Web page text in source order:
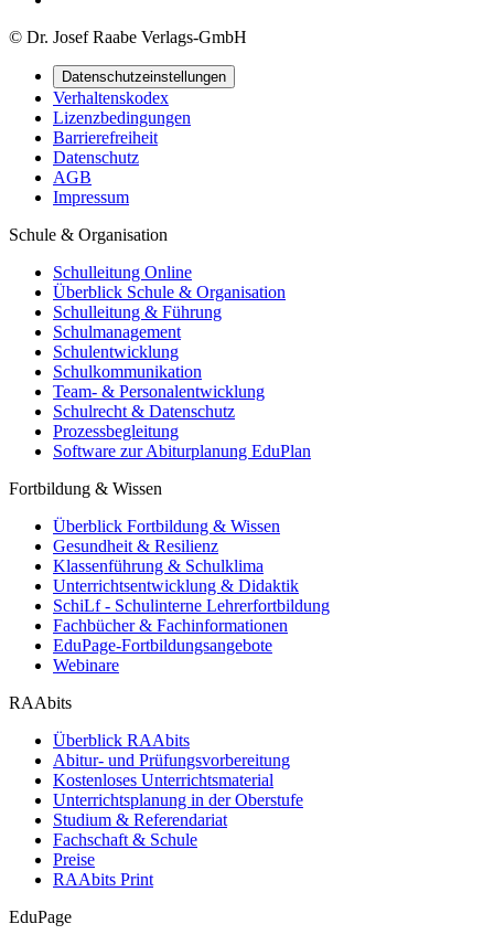
© Dr. Josef Raabe Verlags-GmbH
Datenschutzeinstellungen
Verhaltenskodex
Lizenzbedingungen
Barrierefreiheit
Datenschutz
AGB
Impressum
Schule & Organisation
Schulleitung Online
Überblick Schule & Organisation
Schulleitung & Führung
Schulmanagement
Schulentwicklung
Schulkommunikation
Team- & Personalentwicklung
Schulrecht & Datenschutz
Prozessbegleitung
Software zur Abiturplanung EduPlan
Fortbildung & Wissen
Überblick Fortbildung & Wissen
Gesundheit & Resilienz
Klassenführung & Schulklima
Unterrichtsentwicklung & Didaktik
SchiLf - Schulinterne Lehrerfortbildung
Fachbücher & Fachinformationen
EduPage-Fortbildungsangebote
Webinare
RAAbits
Überblick RAAbits
Abitur- und Prüfungsvorbereitung
Kostenloses Unterrichtsmaterial
Unterrichtsplanung in der Oberstufe
Studium & Referendariat
Fachschaft & Schule
Preise
RAAbits Print
EduPage